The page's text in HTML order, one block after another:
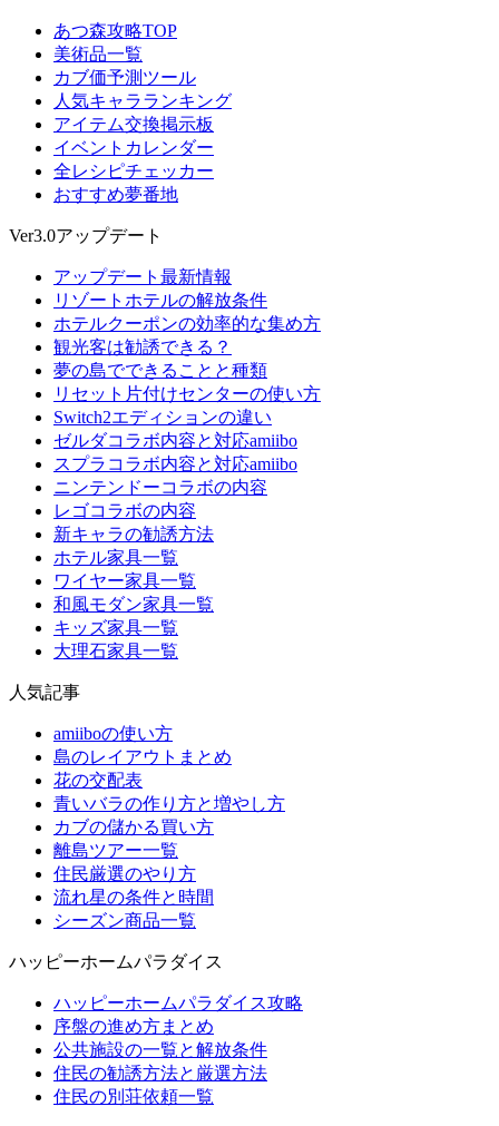
あつ森攻略TOP
美術品一覧
カブ価予測ツール
人気キャラランキング
アイテム交換掲示板
イベントカレンダー
全レシピチェッカー
おすすめ夢番地
Ver3.0アップデート
アップデート最新情報
リゾートホテルの解放条件
ホテルクーポンの効率的な集め方
観光客は勧誘できる？
夢の島でできることと種類
リセット片付けセンターの使い方
Switch2エディションの違い
ゼルダコラボ内容と対応amiibo
スプラコラボ内容と対応amiibo
ニンテンドーコラボの内容
レゴコラボの内容
新キャラの勧誘方法
ホテル家具一覧
ワイヤー家具一覧
和風モダン家具一覧
キッズ家具一覧
大理石家具一覧
人気記事
amiiboの使い方
島のレイアウトまとめ
花の交配表
青いバラの作り方と増やし方
カブの儲かる買い方
離島ツアー一覧
住民厳選のやり方
流れ星の条件と時間
シーズン商品一覧
ハッピーホームパラダイス
ハッピーホームパラダイス攻略
序盤の進め方まとめ
公共施設の一覧と解放条件
住民の勧誘方法と厳選方法
住民の別荘依頼一覧